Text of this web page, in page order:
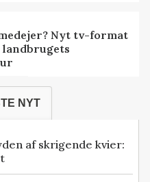
Nyt tv-format
NYT
af skrigende kvier: